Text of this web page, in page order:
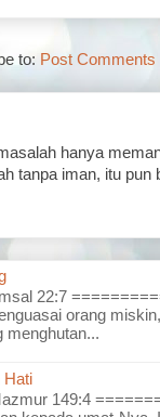
to: Post Comments
hanya
tanpa iman, itu
22:7
orang
menghutan...
Hati
149:4